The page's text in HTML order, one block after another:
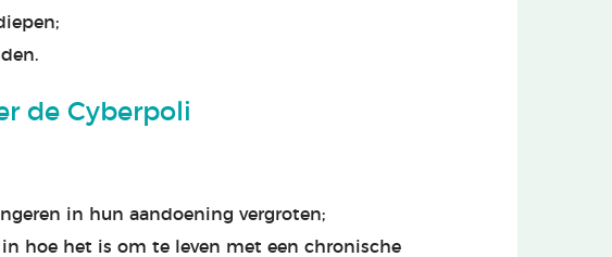
de Cyberpoli
in hun aandoening vergroten;
hoe het is om te leven met een chronische